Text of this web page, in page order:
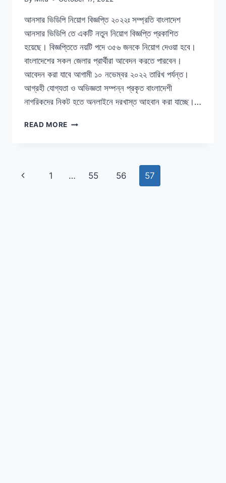
আনসার ভিডিপি নিয়োগ বিজ্ঞপ্তি ২০২২ঃ সম্প্রতি বাংলাদেশ
আনসার ভিডিপি তে একটি নতুন নিয়োগ বিজ্ঞপ্তি প্রকাশিত
হয়েছে। বিজ্ঞপ্তিতে নয়টি পদে ৩৫৬ জনকে নিয়োগ দেওয়া হবে।
বাংলাদেশের সকল জেলার প্রার্থীরা আবেদন করতে পারবেন।
আবেদন করা যাবে আগামী ১০ নভেম্বর ২০২২ তারিখ পর্যন্ত।
আগ্রহী যোগ্যতা ও অভিজ্ঞতা সম্পন্ন প্রকৃত বাংলাদেশী
নাগরিকদের নিকট হতে অনলাইনে দরখাস্ত আহবান করা যাচ্ছে।…
READ MORE আনসার
Page
Previous
1 … 55 56 57